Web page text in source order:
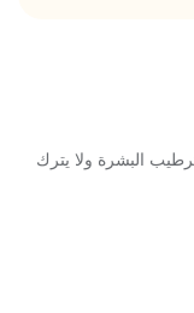
البشرة ولا يترك